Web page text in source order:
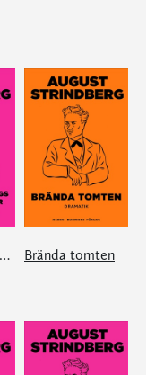
August Strindbergs Lilla katekes för underklassen Brända tomten